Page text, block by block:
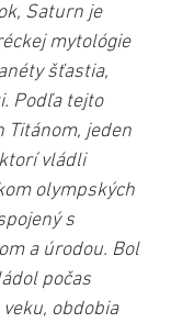
Saturn je
mytológie
šťastia,
Podľa tejto
Titánom, jeden
vládli
olympských
s
a úrodou. Bol
počas
obdobia